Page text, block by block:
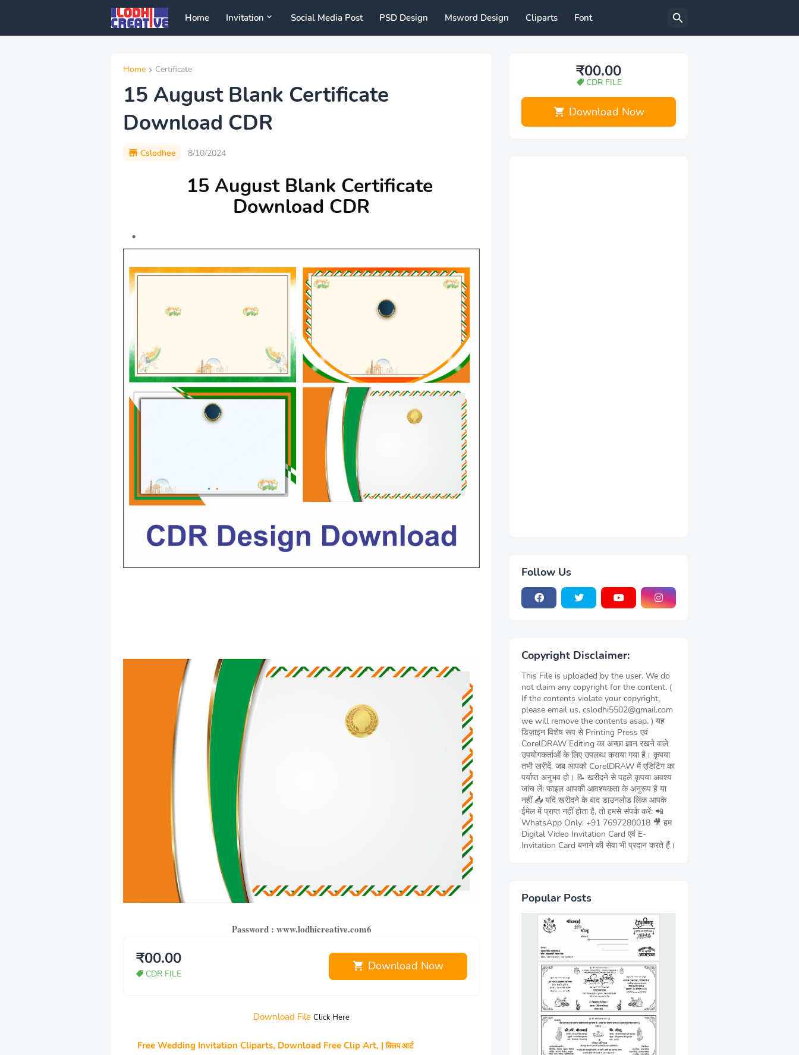
Home Invitation Social Media Post PSD Design Msword Design Cliparts Font
Home Certificate
15 August Blank Certificate
Download CDR
Cslodhee 8/10/2024
15 August Blank Certificate
Download CDR
Password : www.lodhicreative.com6
₹00.00
CDR FILE
Download Now
Download File Click Here
Free Wedding Invitation Cliparts, Download Free Clip Art, |क्लिप आर्ट
₹00.00
CDR FILE
Download Now
Follow Us
Copyright Disclaimer:
This File is uploaded by the user. We do
not claim any copyright for the content. (
If the contents violate your copyright,
please email us, cslodhi5502@gmail.com
we will remove the contents asap. ) यह
डिज़ाइन विशेष रूप से Printing Press एवं
CorelDRAW Editing का अच्छा ज्ञान रखने वाले
उपयोगकर्ताओं के लिए उपलब्ध कराया गया है। कृपया
तभी खरीदें, जब आपको CorelDRAW में एडिटिंग का
पर्याप्त अनुभव हो। 📝 खरीदने से पहले कृपया अवश्य
जांच लें: फाइल आपकी आवश्यकता के अनुरूप है या
नहीं 📥 यदि खरीदने के बाद डाउनलोड लिंक आपके
ईमेल में प्राप्त नहीं होता है, तो हमसे संपर्क करें: 📲
WhatsApp Only: +91 7697280018 🎥 हम
Digital Video Invitation Card एवं E-
Invitation Card बनाने की सेवा भी प्रदान करते हैं।
Popular Posts